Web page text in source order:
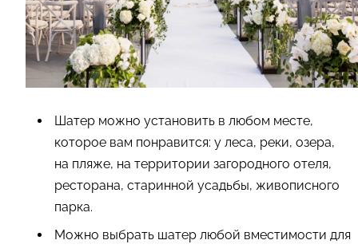
Шатер можно установить в любом месте,
которое вам понравится: у леса, реки, озера,
на пляже, на территории загородного отеля,
ресторана, старинной усадьбы, живописного
парка.
Можно выбрать шатер любой вместимости для